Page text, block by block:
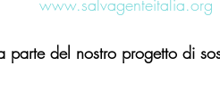
www.salvagenteitalia.org
parte del nostro progetto di